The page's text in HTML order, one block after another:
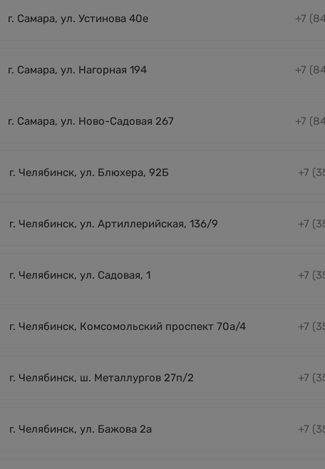
г. Самара, ул. Устинова 40е +7
г. Самара, ул. Нагорная 194 +7
г. Самара, ул. Ново-Садовая 267 +7
г. Челябинск, ул. Блюхера, 92Б +7
г. Челябинск, ул. Артиллерийская, 136/9 +7
г. Челябинск, ул. Садовая, 1 +7
г. Челябинск, Комсомольский проспект 70а/4 +7
г. Челябинск, ш. Металлургов 27п/2 +7
г. Челябинск, ул. Бажова 2а +7